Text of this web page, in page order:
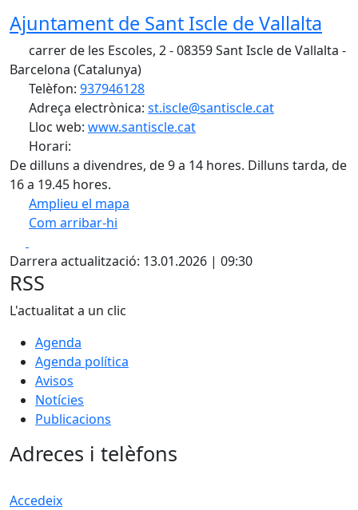
Ajuntament de Sant Iscle de Vallalta
carrer de les Escoles, 2 - 08359 Sant Iscle de Vallalta -
Barcelona (Catalunya)
Telèfon: 937946128
Adreça electrònica: st.iscle@santiscle.cat
Lloc web: www.santiscle.cat
Horari:
De dilluns a divendres, de 9 a 14 hores. Dilluns tarda, de
16 a 19.45 hores.
Amplieu el mapa
Com arribar-hi
+
−
Darrera actualització: 13.01.2026 | 09:30
RSS
L'actualitat a un clic
Agenda
Agenda política
Avisos
Notícies
Publicacions
Adreces i telèfons
Accedeix